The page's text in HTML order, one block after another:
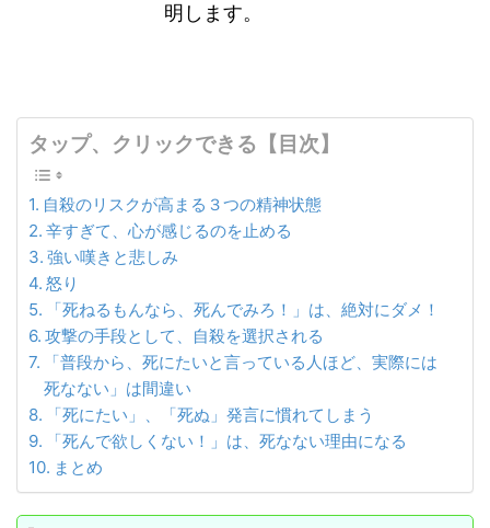
明します。
タップ、クリックできる【目次】
自殺のリスクが高まる３つの精神状態
辛すぎて、心が感じるのを止める
強い嘆きと悲しみ
怒り
「死ねるもんなら、死んでみろ！」は、絶対にダメ！
攻撃の手段として、自殺を選択される
「普段から、死にたいと言っている人ほど、実際には
死なない」は間違い
「死にたい」、「死ぬ」発言に慣れてしまう
「死んで欲しくない！」は、死なない理由になる
まとめ